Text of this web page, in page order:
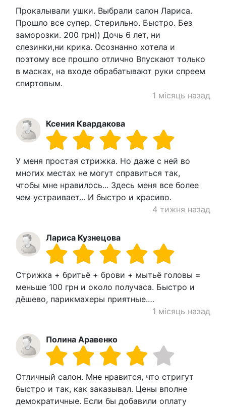
Прокалывали ушки. Выбрали салон Лариса.
Прошло все супер. Стерильно. Быстро. Без
заморозки. 200 грн)) Дочь 6 лет, ни
слезинки,ни крика. Осознанно хотела и
поэтому все прошло отлично Впускают только
в масках, на входе обрабатывают руки спреем
спиртовым.
1 місяць назад
Ксения Квардакова
У меня простая стрижка. Но даже с ней во
многих местах не могут справиться так,
чтобы мне нравилось... Здесь меня все более
чем устраивает... И быстро и красиво.
4 тижня назад
Лариса Кузнецова
Стрижка + бритьё + брови + мытьё головы =
меньше 100 грн и около получаса. Быстро и
дёшево, парикмахеры приятные.…
1 місяць назад
Полина Аравенко
Отличный салон. Мне нравится, что стригут
быстро и так, как заказывал. Цены вполне
демократичные. Если бы добавили оплату